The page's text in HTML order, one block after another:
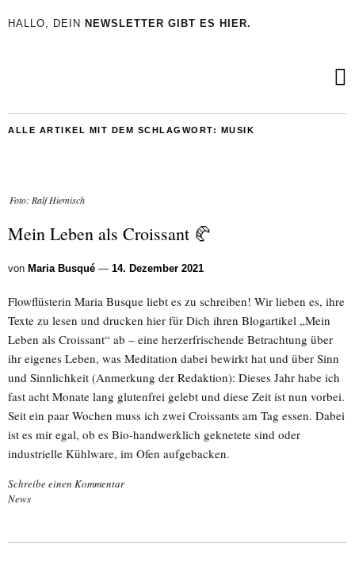
HALLO, DEIN NEWSLETTER GIBT ES HIER.
ALLE ARTIKEL MIT DEM SCHLAGWORT: MUSIK
Foto: Ralf Hiemisch
Mein Leben als Croissant 🥐
von Maria Busqué — 14. Dezember 2021
Flowflüsterin Maria Busque liebt es zu schreiben! Wir lieben es, ihre
Texte zu lesen und drucken hier für Dich ihren Blogartikel „Mein
Leben als Croissant“ ab – eine herzerfrischende Betrachtung über
ihr eigenes Leben, was Meditation dabei bewirkt hat und über Sinn
und Sinnlichkeit (Anmerkung der Redaktion): Dieses Jahr habe ich
fast acht Monate lang glutenfrei gelebt und diese Zeit ist nun vorbei.
Seit ein paar Wochen muss ich zwei Croissants am Tag essen. Dabei
ist es mir egal, ob es Bio-handwerklich geknetete sind oder
industrielle Kühlware, im Ofen aufgebacken.
Schreibe einen Kommentar
News